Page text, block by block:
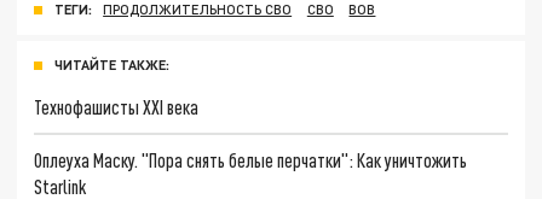
ТЕГИ: ПРОДОЛЖИТЕЛЬНОСТЬ СВО СВО ВОВ
ЧИТАЙТЕ ТАКЖЕ:
Технофашисты XXI века
Оплеуха Маску. "Пора снять белые перчатки": Как уничтожить
Starlink